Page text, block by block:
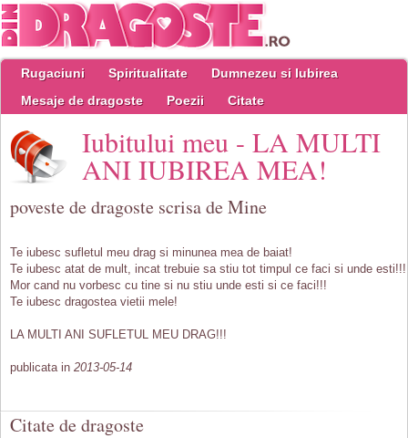
Rugaciuni Spiritualitate
Dumnezeu si Iubirea
Mesaje de dragoste
Poezii Citate
Iubitului meu - LA MULTI
ANI IUBIREA MEA!
poveste de dragoste scrisa de Mine
Te iubesc sufletul meu drag si minunea mea de baiat!
Te iubesc atat de mult, incat trebuie sa stiu tot timpul ce faci si unde esti!!!
Mor cand nu vorbesc cu tine si nu stiu unde esti si ce faci!!!
Te iubesc dragostea vietii mele!
LA MULTI ANI SUFLETUL MEU DRAG!!!
publicata in 2013-05-14
Citate de dragoste